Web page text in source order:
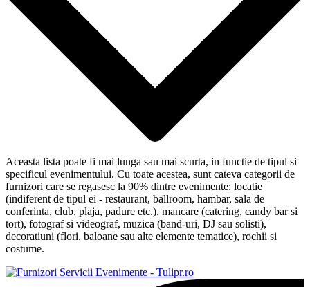
Aceasta lista poate fi mai lunga sau mai scurta, in functie de tipul si
specificul evenimentului. Cu toate acestea, sunt cateva categorii de
furnizori care se regasesc la 90% dintre evenimente: locatie
(indiferent de tipul ei - restaurant, ballroom, hambar, sala de
conferinta, club, plaja, padure etc.), mancare (catering, candy bar si
tort), fotograf si videograf, muzica (band-uri, DJ sau solisti),
decoratiuni (flori, baloane sau alte elemente tematice), rochii si
costume.